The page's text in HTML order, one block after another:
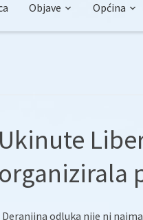
Objave Općina
Ukinute
organizirala
Deranjina odluka nije ni